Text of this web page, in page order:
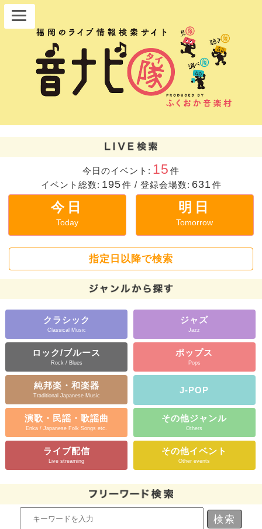
今日のイベント: 15 件
イベント総数: 195件 / 登録会場数: 631 件
今日
Today
明日
Tomorrow
指定日以降で検索
クラシック
Classical Music
ジャズ
Jazz
ロック/ブルース
Rock / Blues
ポップス
Pops
純邦楽・和楽器
Traditional Japanese Music
J-POP
演歌・民謡・歌謡曲
Enka / Japanese Folk Songs etc.
その他ジャンル
Others
ライブ配信
Live streaming
その他イベント
Other events